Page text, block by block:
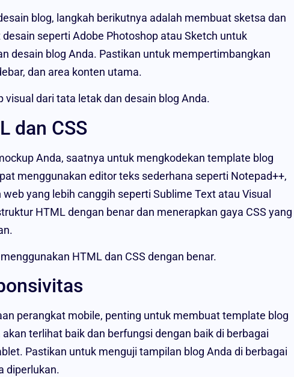
blog, langkah berikutnya adalah membuat sketsa dan
seperti Adobe Photoshop atau Sketch untuk
desain blog Anda. Pastikan untuk mempertimbangkan
dan area konten utama.
dari tata letak dan desain blog Anda.
dan CSS
Anda, saatnya untuk mengkodekan template blog
menggunakan editor teks sederhana seperti Notepad++,
yang lebih canggih seperti Sublime Text atau Visual
HTML dengan benar dan menerapkan gaya CSS yang
HTML dan CSS dengan benar.
perangkat mobile, penting untuk membuat template blog
terlihat baik dan berfungsi dengan baik di berbagai
Pastikan untuk menguji tampilan blog Anda di berbagai
diperlukan.